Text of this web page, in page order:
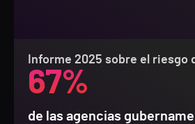
Informe 2025 sobre el riesgo
67%
de las agencias